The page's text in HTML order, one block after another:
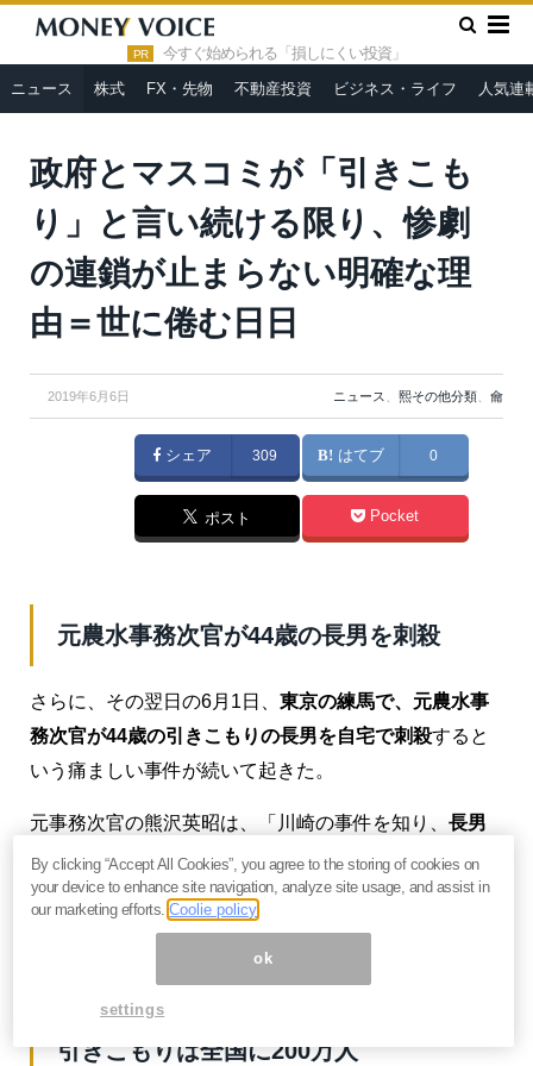
PR 今すぐ始められる「損しにくい投資」
ニュース 株式 FX・先物 不動産投資 ビジネス・ライフ 人気連
HOME » ニュース »
政府とマスコミが「引きこもり」と言い続
ける限り、惨劇の連鎖が止まらない明確な理由＝世に倦む日日
政府とマスコミが「引きこも
り」と言い続ける限り、惨劇
の連鎖が止まらない明確な理
由＝世に倦む日日
2019年6月6日 ニュース 熙その他分類 龠
シェア 309 はてブ 0
ポスト Pocket
元農水事務次官が44歳の長男を刺殺
さらに、その翌日の6月1日、 東京の練馬で、元農水事
務次官が44歳の引きこもりの長男を自宅で刺殺すると
いう痛ましい事件が続いて起きた。
元事務次官の熊沢英昭は、「川崎の事件を知り、 長男
も人に危害を加えるかもしれないと思った」と供述し
ている。自宅の隣に小学校があり、運動会の音をうる
さいと長男が言っていて、その懸念が現実にあったの
引きこもりは全国に200万人
By clicking “Accept All Cookies”, you agree to the storing of cookies on
your device to enhance site navigation, analyze site usage, and assist in
our marketing efforts.Coolie policy
ok
settings